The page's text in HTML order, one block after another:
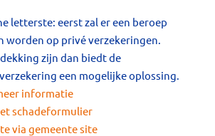
letterste: eerst zal er een beroep
worden op privé verzekeringen.
zijn dan biedt de
een mogelijke oplossing.
informatie
schadeformulier
via gemeente site